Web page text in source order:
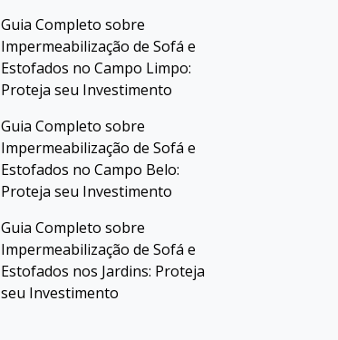
Guia Completo sobre
Impermeabilização de Sofá e
Estofados no Campo Limpo:
Proteja seu Investimento
Guia Completo sobre
Impermeabilização de Sofá e
Estofados no Campo Belo:
Proteja seu Investimento
Guia Completo sobre
Impermeabilização de Sofá e
Estofados nos Jardins: Proteja
seu Investimento